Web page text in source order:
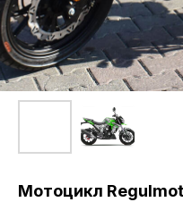
Мотоцикл